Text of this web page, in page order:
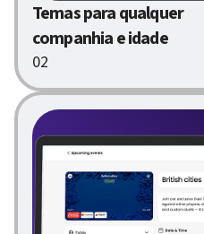
Temas para qualquer
companhia e idade
02